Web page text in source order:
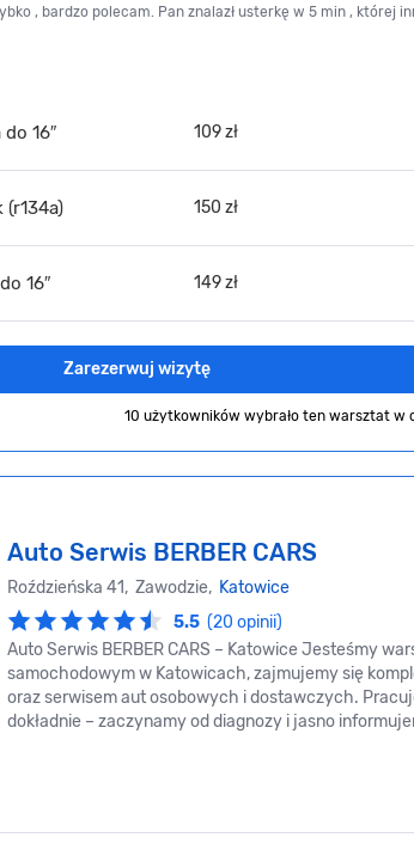
, bardzo polecam. Pan znalazł usterkę w 5 min , której
16″ 109 zł
150 zł
16″ 149 zł
Zarezerwuj wizytę
10 użytkowników wybrało ten warsztat w
Auto Serwis BERBER CARS
Roździeńska 41, Zawodzie, Katowice
5.5 (20 opinii)
Auto Serwis BERBER CARS – Katowice Jesteśmy
samochodowym w Katowicach, zajmujemy się
oraz serwisem aut osobowych i dostawczych.
dokładnie – zaczynamy od diagnozy i jasno